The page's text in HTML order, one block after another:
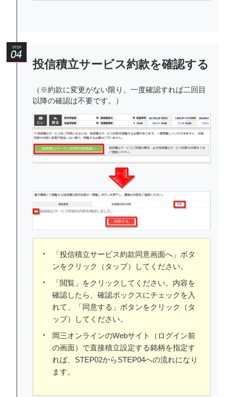
投信積立サービス約款を確認する
（※約款に変更がない限り、一度確認すれば二回目
以降の確認は不要です。）
「投信積立サービス約款同意画面へ」ボタ
ンをクリック（タップ）してください。
「閲覧」をクリックしてください。内容を
確認したら、確認ボックスにチェックを入
れて、「同意する」ボタンをクリック（タ
ップ）してください。
岡三オンラインのWebサイト（ログイン前
の画面）で直接積立設定する銘柄を指定す
れば、STEP02からSTEP04への流れになり
ます。